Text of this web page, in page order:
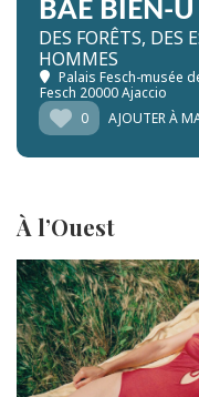
BAE BIEN-U
DES FORÊTS, DES
HOMMES
Palais Fesch-musée
Fesch 20000 Ajaccio
0
AJOUTER À
À l’Ouest